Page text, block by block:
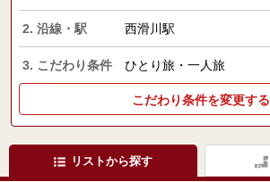
2. 沿線・駅 西滑川駅
3. こだわり条件 ひとり旅・一人旅
こだわり条件を変更する
リストから探す